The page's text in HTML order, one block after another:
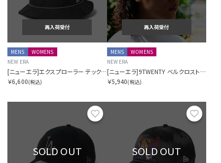
再入荷受付
MENS
WOMENS
NEW ERA
[ニューエラ]エクスプローラー テックエアー Tech Air HTYP ブラック Dot Air ニューエラアウトドア
￥6,600(税込)
再入荷受付
MENS
WOMENS
NEW ERA
[ニューエラ]9TWENTY ベルクロストラップ テックエアー Tech Air ニューヨーク・ヤンキース ネイビー ニューエラアウトドア
￥5,940(税込)
お気に入り
SOLD OUT SOLD OUT